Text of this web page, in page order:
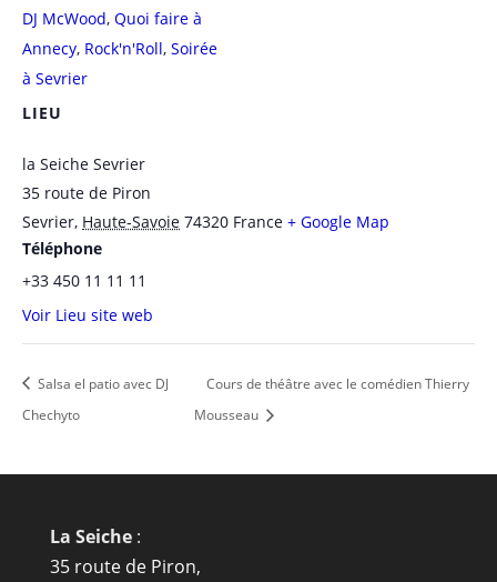
DJ McWood, Quoi faire à
Annecy, Rock'n'Roll, Soirée
à Sevrier
LIEU
la Seiche Sevrier
35 route de Piron
Sevrier, Haute-Savoie 74320 France + Google Map
Téléphone
+33 450 11 11 11
Voir Lieu site web
Salsa el patio avec DJ
Chechyto
Cours de théâtre avec le comédien Thierry
Mousseau
La Seiche:
35 route de Piron,